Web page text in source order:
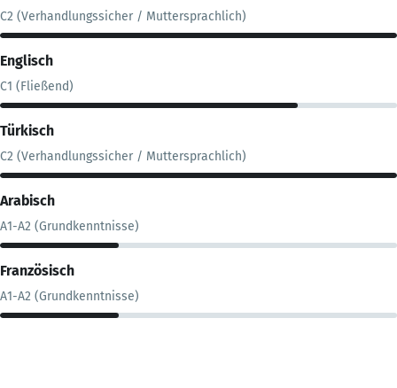
C2 (Verhandlungssicher / Muttersprachlich)
Englisch
C1 (Fließend)
Türkisch
C2 (Verhandlungssicher / Muttersprachlich)
Arabisch
A1-A2 (Grundkenntnisse)
Französisch
A1-A2 (Grundkenntnisse)